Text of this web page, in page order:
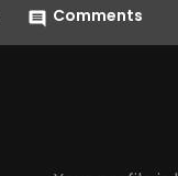
comment Comments